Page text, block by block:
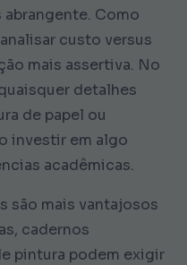
Como
custo versus
mais assertiva. No
detalhes
de papel ou
investir em algo
acadêmicas.
são mais vantajosos
cadernos
pintura podem exigir